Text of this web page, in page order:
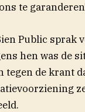
te
Public sprak
venster)
hen was de
tegen de krant